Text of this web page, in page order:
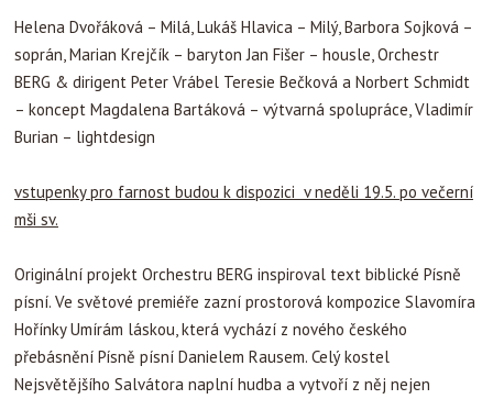
Helena Dvořáková – Milá, Lukáš Hlavica – Milý, Barbora Sojková –
soprán, Marian Krejčík – baryton Jan Fišer – housle, Orchestr
BERG & dirigent Peter Vrábel Teresie Bečková a Norbert Schmidt
– koncept Magdalena Bartáková – výtvarná spolupráce, Vladimír
Burian – lightdesign
vstupenky pro farnost budou k dispozici v neděli 19.5. po večerní
mši sv.
Originální projekt Orchestru BERG inspiroval text biblické Písně
písní. Ve světové premiéře zazní prostorová kompozice Slavomíra
Hořínky Umírám láskou, která vychází z nového českého
přebásnění Písně písní Danielem Rausem. Celý kostel
Nejsvětějšího Salvátora naplní hudba a vytvoří z něj nejen